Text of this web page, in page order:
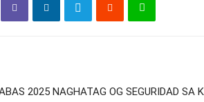
2025 NAGHATAG OG SEGURIDAD SA